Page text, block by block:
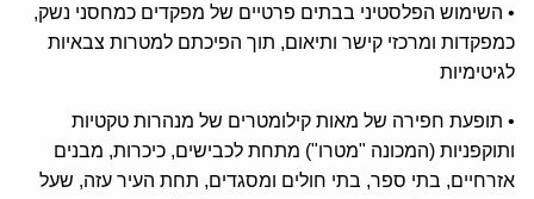
• השימוש הפלסטיני בבתים פרטיים של מפקדים כמחסני נשק,
כמפקדות ומרכזי קישר ותיאום, תוך הפיכתם למטרות צבאיות
לגיטימיות
• תופעת חפירה של מאות קילומטרים של מנהרות טקטיות
ותוקפניות (המכונה "מטרו") מתחת לכבישים, כיכרות, מבנים
אזרחיים, בתי ספר, בתי חולים ומסגדים, תחת העיר עזה, שעל